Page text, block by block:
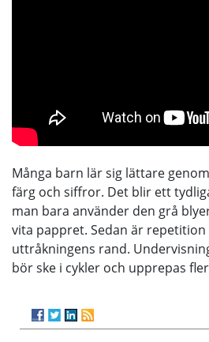
Många barn lär sig lättare
färg och siffror. Det blir ett
man bara använder den grå
vita pappret. Sedan är
uttråkningens rand.
bör ske i cykler och upprepas